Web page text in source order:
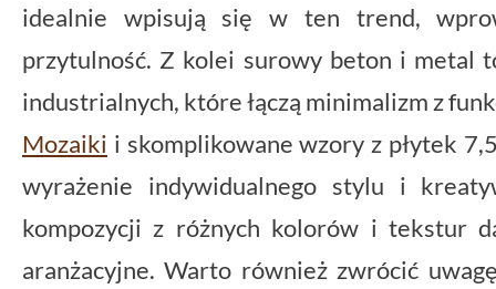
idealnie wpisują się w ten trend,
przytulność. Z kolei surowy beton i metal
industrialnych, które łączą minimalizm z
Mozaiki i skomplikowane wzory z płytek
wyrażenie indywidualnego stylu i
kompozycji z różnych kolorów i tekstur
aranżacyjne. Warto również zwrócić